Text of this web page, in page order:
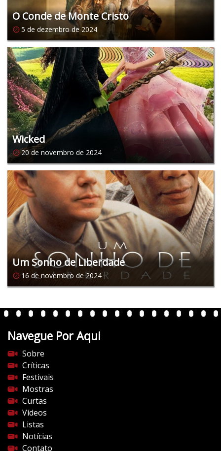
O Conde de Monte Cristo
5 de dezembro de 2024
Wicked
20 de novembro de 2024
Um Sonho de Liberdade
16 de novembro de 2024
Navegue Por Aqui
Sobre
Críticas
Festivais
Mostras
Curtas
Vídeos
Listas
Notícias
Contato